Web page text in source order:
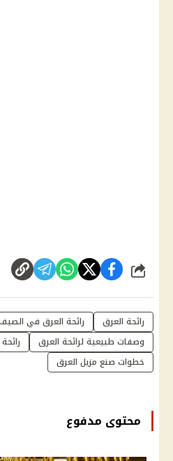
شارك
رائحة العرق رائحة العرق في
وصفات طبيعية لرائحة العرق
خطوات صنع مزيل العرق
محتوى مدفوع